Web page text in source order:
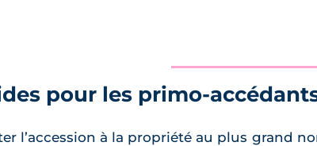
pour les primo-
l’accession à la propriété au plus grand